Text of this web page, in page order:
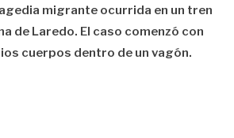
migrante ocurrida en un tren
de Laredo. El caso comenzó con
cuerpos dentro de un vagón.